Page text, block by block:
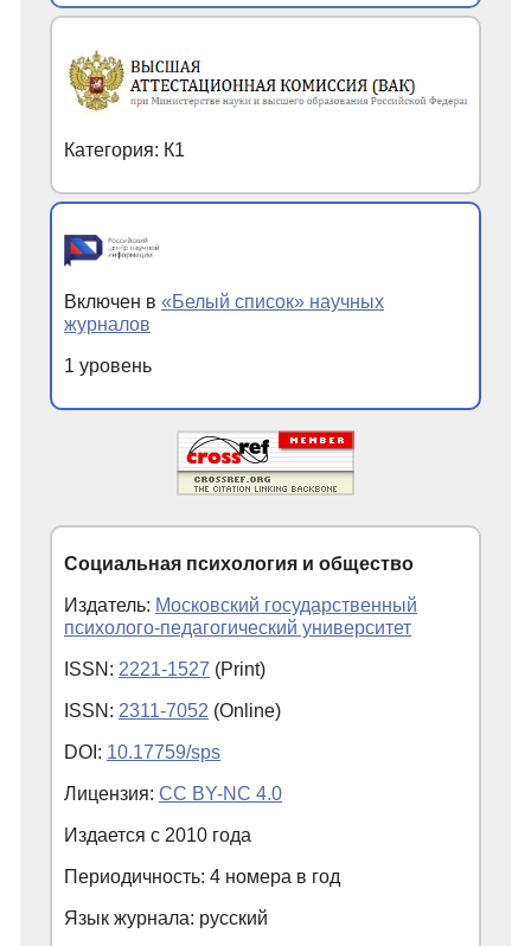
Категория: К1
Включен в «Белый список» научных
журналов
1 уровень
Социальная психология и общество
Издатель: Московский государственный
психолого-педагогический университет
ISSN: 2221-1527 (Print)
ISSN: 2311-7052 (Online)
DOI: 10.17759/sps
Лицензия: CC BY-NC 4.0
Издается с 2010 года
Периодичность: 4 номера в год
Язык журнала: русский